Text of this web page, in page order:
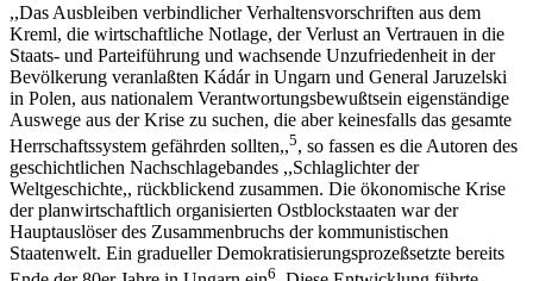
,,Das Ausbleiben verbindlicher Verhaltensvorschriften aus dem
Kreml, die wirtschaftliche Notlage, der Verlust an Vertrauen in die
Staats- und Parteiführung und wachsende Unzufriedenheit in der
Bevölkerung veranlaßten Kádár in Ungarn und General Jaruzelski
in Polen, aus nationalem Verantwortungsbewußtsein eigenständige
Auswege aus der Krise zu suchen, die aber keinesfalls das gesamte
Herrschaftssystem gefährden sollten,,5, so fassen es die Autoren des
geschichtlichen Nachschlagebandes ,,Schlaglichter der
Weltgeschichte,, rückblickend zusammen. Die ökonomische Krise
der planwirtschaftlich organisierten Ostblockstaaten war der
Hauptauslöser des Zusammenbruchs der kommunistischen
Staatenwelt. Ein gradueller Demokratisierungsprozeßsetzte bereits
6